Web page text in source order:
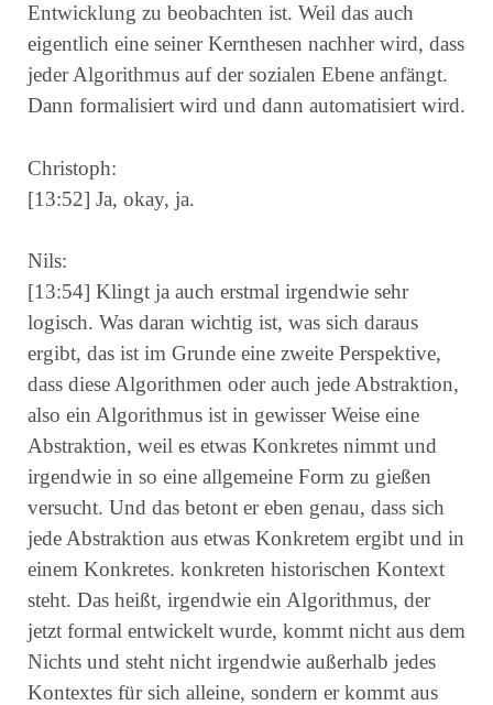
Entwicklung zu beobachten ist. Weil das auch
eigentlich eine seiner Kernthesen nachher wird, dass
jeder Algorithmus auf der sozialen Ebene anfängt.
Dann formalisiert wird und dann automatisiert wird.
Christoph:
[13:52] Ja, okay, ja.
Nils:
[13:54] Klingt ja auch erstmal irgendwie sehr
logisch. Was daran wichtig ist, was sich daraus
ergibt, das ist im Grunde eine zweite Perspektive,
dass diese Algorithmen oder auch jede Abstraktion,
also ein Algorithmus ist in gewisser Weise eine
Abstraktion, weil es etwas Konkretes nimmt und
irgendwie in so eine allgemeine Form zu gießen
versucht. Und das betont er eben genau, dass sich
jede Abstraktion aus etwas Konkretem ergibt und in
einem Konkretes. konkreten historischen Kontext
steht. Das heißt, irgendwie ein Algorithmus, der
jetzt formal entwickelt wurde, kommt nicht aus dem
Nichts und steht nicht irgendwie außerhalb jedes
Kontextes für sich alleine, sondern er kommt aus